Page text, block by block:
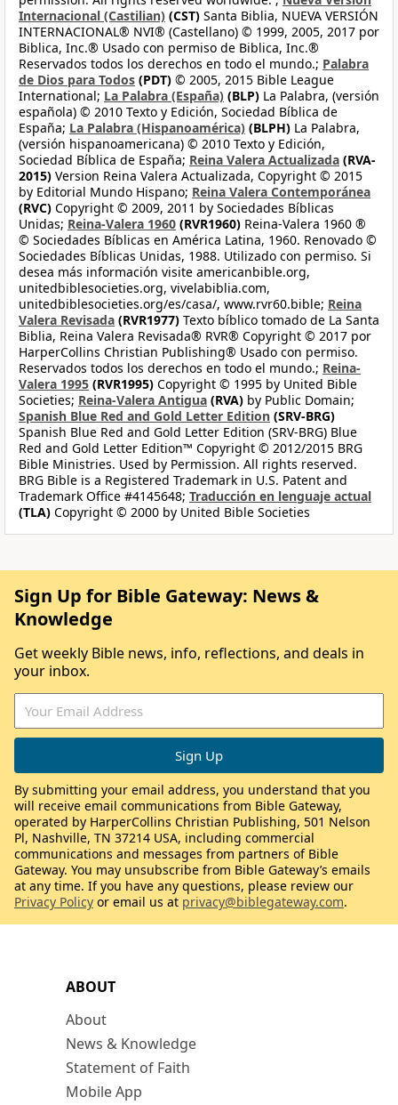
Internacional (Castilian) (CST) Santa Biblia, NUEVA VERSIÓN
INTERNACIONAL® NVI® (Castellano) © 1999, 2005, 2017 por
Biblica, Inc.® Usado con permiso de Biblica, Inc.®
Reservados todos los derechos en todo el mundo.; Palabra
de Dios para Todos (PDT) © 2005, 2015 Bible League
International; La Palabra (España) (BLP) La Palabra, (versión
española) © 2010 Texto y Edición, Sociedad Bíblica de
España; La Palabra (Hispanoamérica) (BLPH) La Palabra,
(versión hispanoamericana) © 2010 Texto y Edición,
Sociedad Bíblica de España; Reina Valera Actualizada (RVA-
2015) Version Reina Valera Actualizada, Copyright © 2015
by Editorial Mundo Hispano; Reina Valera Contemporánea
(RVC) Copyright © 2009, 2011 by Sociedades Bíblicas
Unidas; Reina-Valera 1960 (RVR1960) Reina-Valera 1960 ®
© Sociedades Bíblicas en América Latina, 1960. Renovado ©
Sociedades Bíblicas Unidas, 1988. Utilizado con permiso. Si
desea más información visite americanbible.org,
unitedbiblesocieties.org, vivelabiblia.com,
unitedbiblesocieties.org/es/casa/, www.rvr60.bible; Reina
Valera Revisada (RVR1977) Texto bíblico tomado de La Santa
Biblia, Reina Valera Revisada® RVR® Copyright © 2017 por
HarperCollins Christian Publishing® Usado con permiso.
Reservados todos los derechos en todo el mundo.; Reina-
Valera 1995 (RVR1995) Copyright © 1995 by United Bible
Societies; Reina-Valera Antigua (RVA) by Public Domain;
Spanish Blue Red and Gold Letter Edition (SRV-BRG)
Spanish Blue Red and Gold Letter Edition (SRV-BRG) Blue
Red and Gold Letter Edition™ Copyright © 2012/2015 BRG
Bible Ministries. Used by Permission. All rights reserved.
BRG Bible is a Registered Trademark in U.S. Patent and
Trademark Office #4145648; Traducción en lenguaje actual
(TLA) Copyright © 2000 by United Bible Societies
ABOUT
About
News & Knowledge
Statement of Faith
Mobile App
Sign Up for Bible Gateway: News &
Knowledge
Get weekly Bible news, info, reflections, and deals in
your inbox.
By submitting your email address, you understand that you
will receive email communications from Bible Gateway,
operated by HarperCollins Christian Publishing, 501 Nelson
Pl, Nashville, TN 37214 USA, including commercial
communications and messages from partners of Bible
Gateway. You may unsubscribe from Bible Gateway’s emails
at any time. If you have any questions, please review our
Privacy Policy or email us at privacy@biblegateway.com.